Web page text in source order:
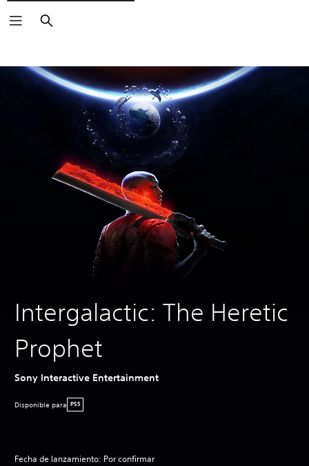
Buscar
Intergalactic: The Heretic
Prophet
Sony Interactive Entertainment
Disponible para PS5
Fecha de lanzamiento: Por confirmar